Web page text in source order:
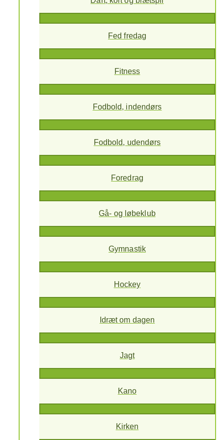
Fed fredag
Fitness
Fodbold, indendørs
Fodbold, udendørs
Foredrag
Gå- og løbeklub
Gymnastik
Hockey
Idræt om dagen
Jagt
Kano
Kirken